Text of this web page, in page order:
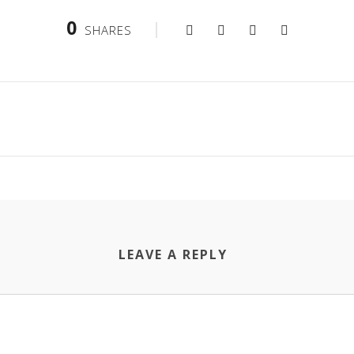
0 SHARES
LEAVE A REPLY